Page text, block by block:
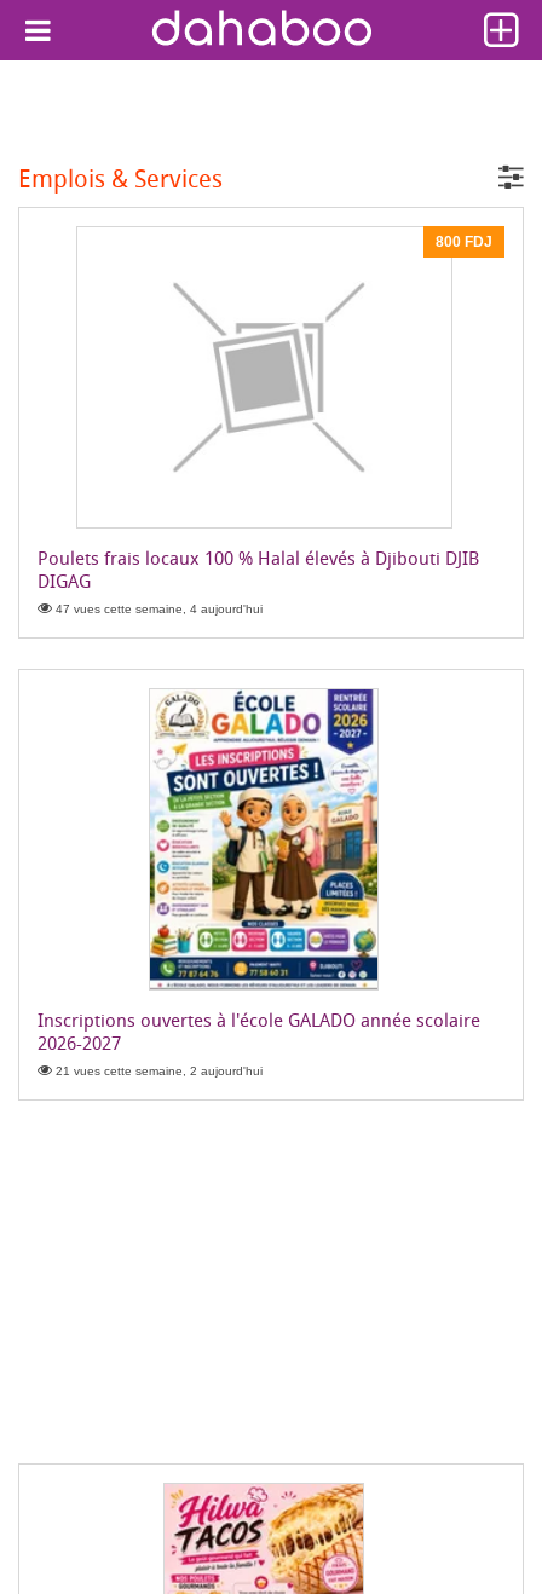
Emplois & Services
800 FDJ
Poulets frais locaux 100 % Halal élevés à Djibouti DJIB
DIGAG
47 vues cette semaine, 4 aujourd'hui
Inscriptions ouvertes à l'école GALADO année scolaire
2026-2027
21 vues cette semaine, 2 aujourd'hui